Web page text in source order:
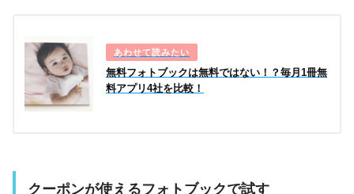
無料フォトブックは無料ではない！？毎月1冊無
料アプリ4社を比較！
クーポンが使えるフォトブックで試す